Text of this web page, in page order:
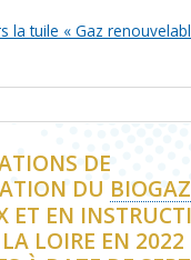
la tuile « Gaz
DE
DU BIOGAZ
ET EN
LOIRE EN 2022